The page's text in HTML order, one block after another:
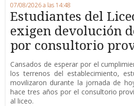
07/08/2026 a las 14:48
Estudiantes del
exigen devolución
por consultorio
Cansados de esperar por el
los terrenos del establecimiento,
movilizaron durante la jornada de
hace tres años por el consultorio
al liceo.